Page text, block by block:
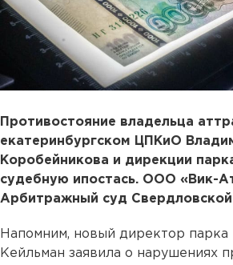
Противостояние владельца
екатеринбургском ЦПКиО
Коробейникова и дирекции
судебную ипостась. ООО «Вик-
Арбитражный суд Свердловской
Напомним, новый директор парка
Кейльман заявила о нарушениях